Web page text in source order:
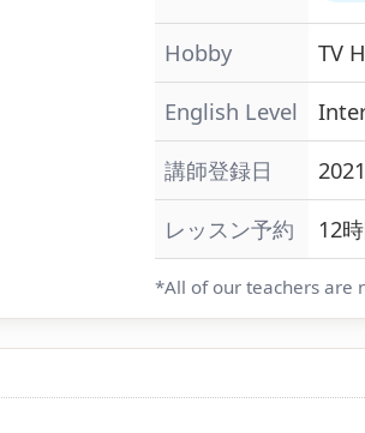
Hobby TV
English Level
講師登録日
レッスン予約
12
*All of our teachers are